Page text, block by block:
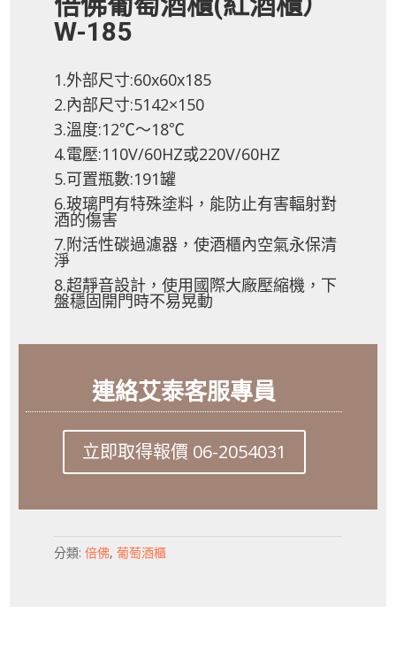
W-185
1.外部尺寸:60x60x185
2.內部尺寸:5142×150
3.溫度:12℃～18℃
4.電壓:110V/60HZ或220V/60HZ
5.可置瓶數:191罐
6.玻璃門有特殊塗料，能防止有害輻射對
酒的傷害
7.附活性碳過濾器，使酒櫃內空氣永保清
淨
8.超靜音設計，使用國際大廠壓縮機，下
盤穩固開門時不易晃動
連絡艾泰客服專員
立即取得報價 06-2054031
分類:倍佛,葡萄酒櫃